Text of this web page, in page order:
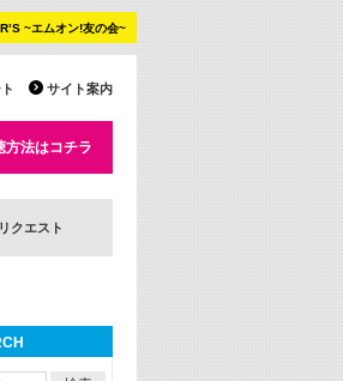
~エムオン!友の会~
サイト案内
方法はコチラ
リクエスト